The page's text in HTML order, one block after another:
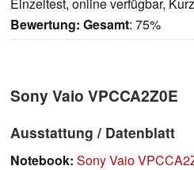
Bewertung: Gesamt: 75%
Sony Vaio VPCCA2Z0E
Ausstattung / Datenblatt
Notebook: Sony Vaio